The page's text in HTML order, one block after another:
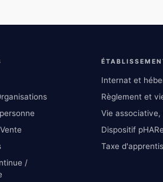
/
Internat et
Règlement et
Vie
Dispositif pHARe
Taxe